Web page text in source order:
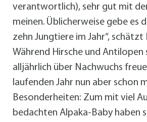
verantwortlich), sehr gut mit
meinen. Üblicherweise gebe es
zehn Jungtiere im Jahr“,
Während Hirsche und Antilopen
alljährlich über Nachwuchs
laufenden Jahr nun aber schon
Besonderheiten: Zum mit viel
bedachten Alpaka-Baby haben